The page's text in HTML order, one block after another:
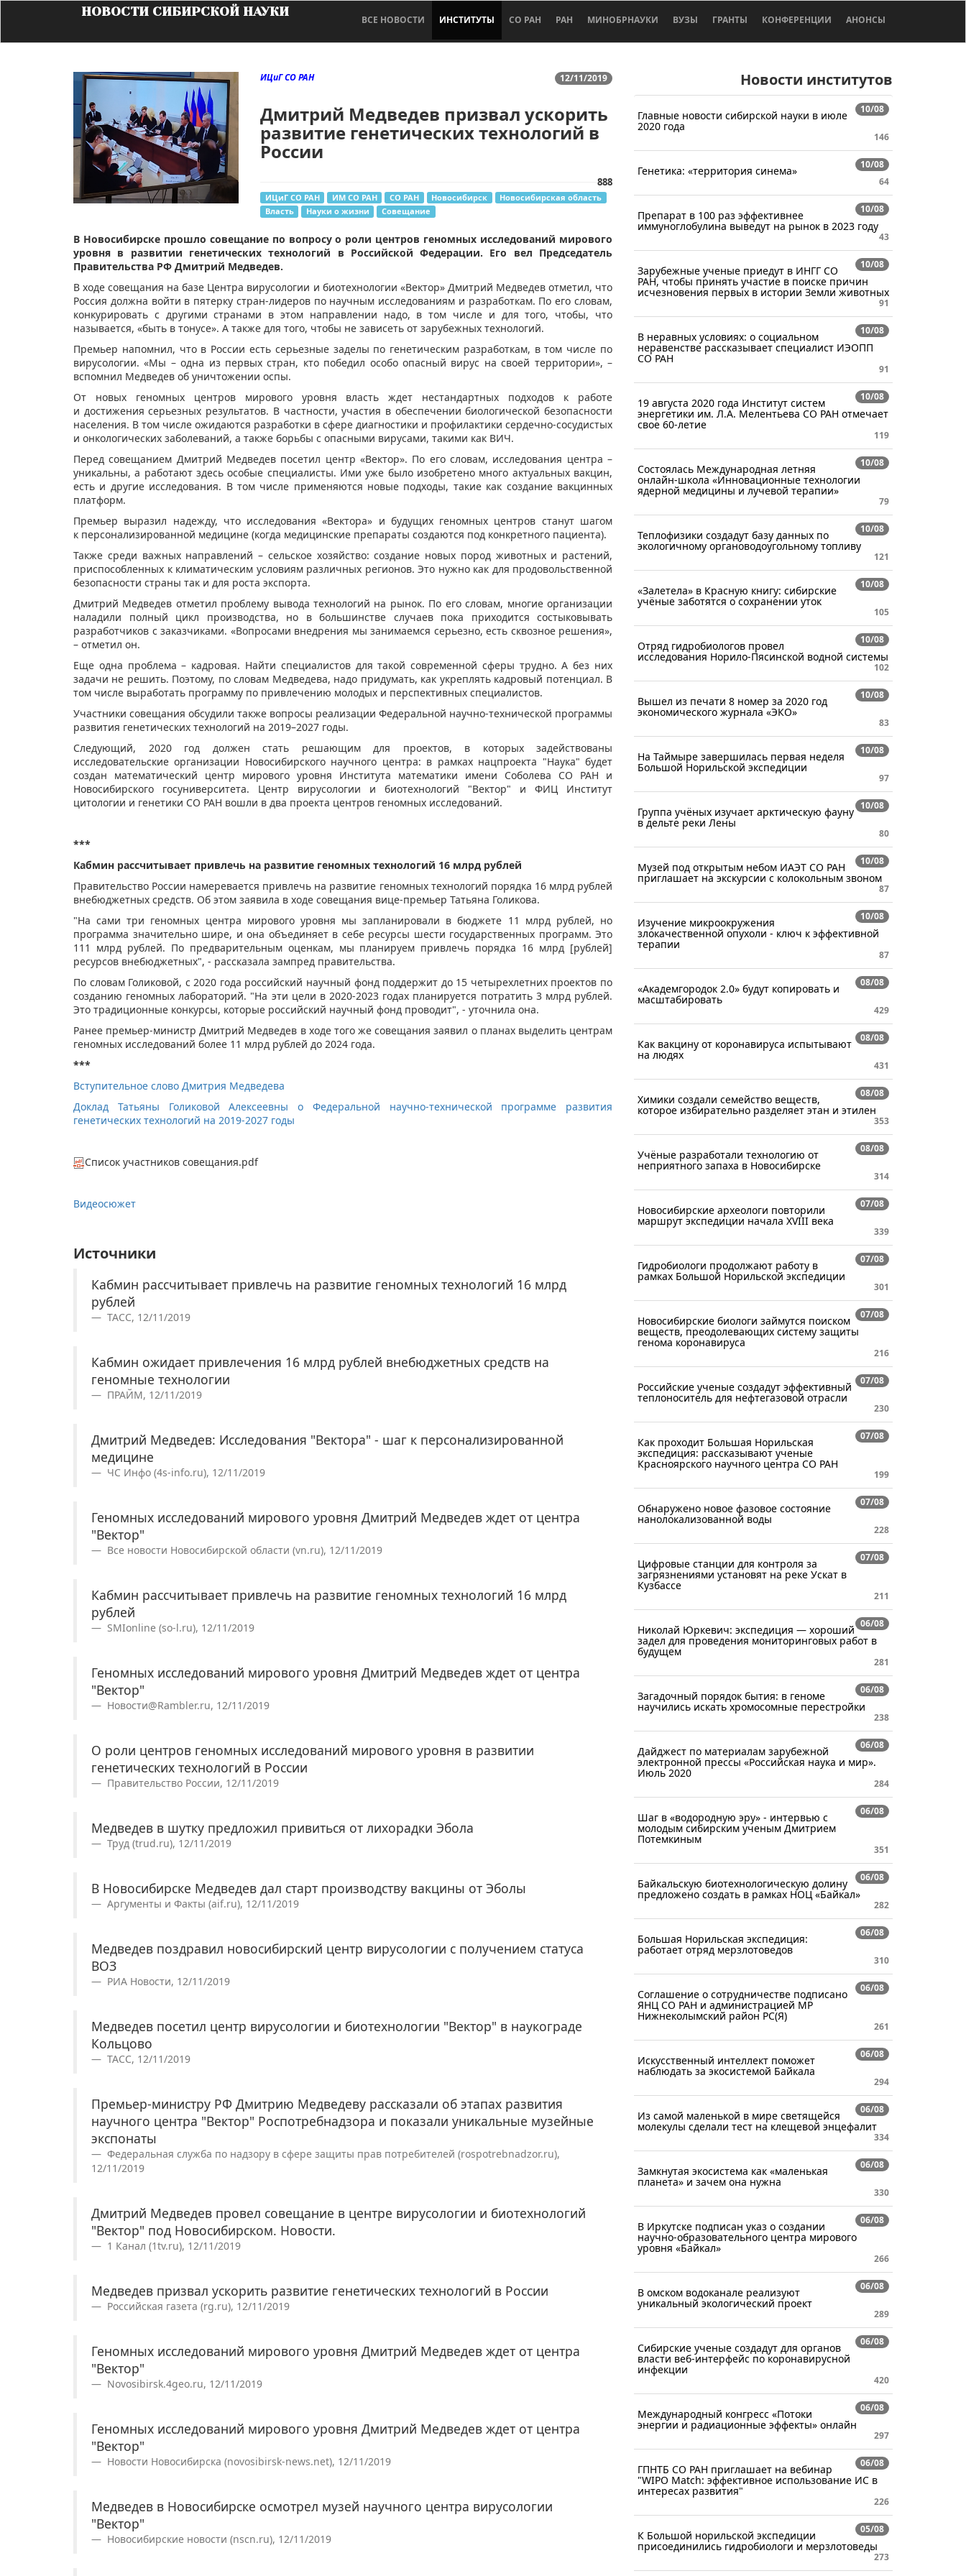
НОВОСТИ СИБИРСКОЙ НАУКИ
ВСЕ НОВОСТИ ИНСТИТУТЫ СО РАН РАН МИНОБРНАУКИ ВУЗЫ ГРАНТЫ КОНФЕРЕНЦИИ АНОНСЫ
12/11/2019
ИЦиГ СО РАН
Дмитрий Медведев призвал ускорить
развитие генетических технологий в
России
888
ИЦиГ СО РАН ИМ СО РАН СО РАН Новосибирск
Новосибирская область
Власть
Науки о жизни Совещание
В Новосибирске прошло совещание по вопросу о роли центров геномных исследований мирового
уровня в развитии генетических технологий в Российской Федерации. Его вел Председатель
Правительства РФ Дмитрий Медведев.
В ходе совещания на базе Центра вирусологии и биотехнологии «Вектор» Дмитрий Медведев отметил, что
Россия должна войти в пятерку стран-лидеров по научным исследованиям и разработкам. По его словам,
конкурировать с другими странами в этом направлении надо, в том числе и для того, чтобы, что
называется, «быть в тонусе». А также для того, чтобы не зависеть от зарубежных технологий.
Премьер напомнил, что в России есть серьезные заделы по генетическим разработкам, в том числе по
вирусологии. «Мы – одна из первых стран, кто победил особо опасный вирус на своей территории», –
вспомнил Медведев об уничтожении оспы.
От новых геномных центров мирового уровня власть ждет нестандартных подходов к работе
и достижения серьезных результатов. В частности, участия в обеспечении биологической безопасности
населения. В том числе ожидаются разработки в сфере диагностики и профилактики сердечно-сосудистых
и онкологических заболеваний, а также борьбы с опасными вирусами, такими как ВИЧ.
Перед совещанием Дмитрий Медведев посетил центр «Вектор». По его словам, исследования центра –
уникальны, а работают здесь особые специалисты. Ими уже было изобретено много актуальных вакцин,
есть и другие исследования. В том числе применяются новые подходы, такие как создание вакцинных
платформ.
Премьер выразил надежду, что исследования «Вектора» и будущих геномных центров станут шагом
к персонализированной медицине (когда медицинские препараты создаются под конкретного пациента).
Также среди важных направлений – сельское хозяйство: создание новых пород животных и растений,
приспособленных к климатическим условиям различных регионов. Это нужно как для продовольственной
безопасности страны так и для роста экспорта.
Дмитрий Медведев отметил проблему вывода технологий на рынок. По его словам, многие организации
наладили полный цикл производства, но в большинстве случаев пока приходится состыковывать
разработчиков с заказчиками. «Вопросами внедрения мы занимаемся серьезно, есть сквозное решения»,
– отметил он.
Еще одна проблема – кадровая. Найти специалистов для такой современной сферы трудно. А без них
задачи не решить. Поэтому, по словам Медведева, надо придумать, как укреплять кадровый потенциал. В
том числе выработать программу по привлечению молодых и перспективных специалистов.
Участники совещания обсудили также вопросы реализации Федеральной научно-технической программы
развития генетических технологий на 2019–2027 годы.
Следующий, 2020 год должен стать решающим для проектов, в которых задействованы
исследовательские организации Новосибирского научного центра: в рамках нацпроекта "Наука" будет
создан математический центр мирового уровня Института математики имени Соболева СО РАН и
Новосибирского госуниверситета. Центр вирусологии и биотехнологий "Вектор" и ФИЦ Институт
цитологии и генетики СО РАН вошли в два проекта центров геномных исследований.
***
Кабмин рассчитывает привлечь на развитие геномных технологий 16 млрд рублей
Правительство России намеревается привлечь на развитие геномных технологий порядка 16 млрд рублей
внебюджетных средств. Об этом заявила в ходе совещания вице-премьер Татьяна Голикова.
"На сами три геномных центра мирового уровня мы запланировали в бюджете 11 млрд рублей, но
программа значительно шире, и она объединяет в себе ресурсы шести государственных программ. Это
111 млрд рублей. По предварительным оценкам, мы планируем привлечь порядка 16 млрд [рублей]
ресурсов внебюджетных", - рассказала зампред правительства.
По словам Голиковой, с 2020 года российский научный фонд поддержит до 15 четырехлетних проектов по
созданию геномных лабораторий. "На эти цели в 2020-2023 годах планируется потратить 3 млрд рублей.
Это традиционные конкурсы, которые российский научный фонд проводит", - уточнила она.
Ранее премьер-министр Дмитрий Медведев в ходе того же совещания заявил о планах выделить центрам
геномных исследований более 11 млрд рублей до 2024 года.
***
Вступительное слово Дмитрия Медведева
Доклад Татьяны Голиковой Алексеевны о Федеральной научно-технической программе развития
генетических технологий на 2019-2027 годы
Список участников совещания.pdf
Видеосюжет​
Источники
Кабмин рассчитывает привлечь на развитие геномных технологий 16 млрд
рублей
ТАСС, 12/11/2019
Кабмин ожидает привлечения 16 млрд рублей внебюджетных средств на
геномные технологии
ПРАЙМ, 12/11/2019
Дмитрий Медведев: Исследования "Вектора" - шаг к персонализированной
медицине
ЧС Инфо (4s-info.ru), 12/11/2019
Геномных исследований мирового уровня Дмитрий Медведев ждет от центра
"Вектор"
Все новости Новосибирской области (vn.ru), 12/11/2019
Кабмин рассчитывает привлечь на развитие геномных технологий 16 млрд
рублей
SMIonline (so-l.ru), 12/11/2019
Геномных исследований мирового уровня Дмитрий Медведев ждет от центра
"Вектор"
Новости@Rambler.ru, 12/11/2019
О роли центров геномных исследований мирового уровня в развитии
генетических технологий в России
Правительство России, 12/11/2019
Медведев в шутку предложил привиться от лихорадки Эбола
Труд (trud.ru), 12/11/2019
В Новосибирске Медведев дал старт производству вакцины от Эболы
Аргументы и Факты (aif.ru), 12/11/2019
Медведев поздравил новосибирский центр вирусологии с получением статуса
ВОЗ
РИА Новости, 12/11/2019
Медведев посетил центр вирусологии и биотехнологии "Вектор" в наукограде
Кольцово
ТАСС, 12/11/2019
Премьер-министру РФ Дмитрию Медведеву рассказали об этапах развития
научного центра "Вектор" Роспотребнадзора и показали уникальные музейные
экспонаты
Федеральная служба по надзору в сфере защиты прав потребителей (rospotrebnadzor.ru),
12/11/2019
Дмитрий Медведев провел совещание в центре вирусологии и биотехнологий
"Вектор" под Новосибирском. Новости.
1 Канал (1tv.ru), 12/11/2019
Медведев призвал ускорить развитие генетических технологий в России
Российская газета (rg.ru), 12/11/2019
Геномных исследований мирового уровня Дмитрий Медведев ждет от центра
"Вектор"
Novosibirsk.4geo.ru, 12/11/2019
Геномных исследований мирового уровня Дмитрий Медведев ждет от центра
"Вектор"
Новости Новосибирска (novosibirsk-news.net), 12/11/2019
Медведев в Новосибирске осмотрел музей научного центра вирусологии
"Вектор"
Новосибирские новости (nscn.ru), 12/11/2019
Новости институтов
10/08
Главные новости сибирской науки в июле
2020 года
146
10/08
Генетика: «территория синема»
64
10/08
Препарат в 100 раз эффективнее
иммуноглобулина выведут на рынок в 2023 году
43
10/08
Зарубежные ученые приедут в ИНГГ СО
РАН, чтобы принять участие в поиске причин
исчезновения первых в истории Земли животных
91
10/08
В неравных условиях: о социальном
неравенстве рассказывает специалист ИЭОПП
СО РАН
91
10/08
19 августа 2020 года Институт систем
энергетики им. Л.А. Мелентьева СО РАН отмечает
свое 60-летие
119
10/08
Состоялась Международная летняя
онлайн-школа «Инновационные технологии
ядерной медицины и лучевой терапии»
79
10/08
Теплофизики создадут базу данных по
экологичному органоводоугольному топливу
121
10/08
«Залетела» в Красную книгу: сибирские
учёные заботятся о сохранении уток
105
10/08
Отряд гидробиологов провел
исследования Норило-Пясинской водной системы
102
10/08
Вышел из печати 8 номер за 2020 год
экономического журнала «ЭКО»
83
10/08
На Таймыре завершилась первая неделя
Большой Норильской экспедиции
97
10/08
Группа учёных изучает арктическую фауну
в дельте реки Лены
80
10/08
Музей под открытым небом ИАЭТ СО РАН
приглашает на экскурсии с колокольным звоном
87
10/08
Изучение микроокружения
злокачественной опухоли - ключ к эффективной
терапии
87
08/08
«Академгородок 2.0» будут копировать и
масштабировать
429
08/08
Как вакцину от коронавируса испытывают
на людях
431
08/08
Химики создали семейство веществ,
которое избирательно разделяет этан и этилен
353
08/08
Учёные разработали технологию от
неприятного запаха в Новосибирске
314
07/08
Новосибирские археологи повторили
маршрут экспедиции начала XVIII века
339
07/08
Гидробиологи продолжают работу в
рамках Большой Норильской экспедиции
301
07/08
Новосибирские биологи займутся поиском
веществ, преодолевающих систему защиты
генома коронавируса
216
07/08
Российские ученые создадут эффективный
теплоноситель для нефтегазовой отрасли
230
07/08
Как проходит Большая Норильская
экспедиция: рассказывают ученые
Красноярского научного центра СО РАН
199
07/08
Обнаружено новое фазовое состояние
нанолокализованной воды
228
07/08
Цифровые станции для контроля за
загрязнениями установят на реке Ускат в
Кузбассе
211
06/08
Николай Юркевич: экспедиция — хороший
задел для проведения мониторинговых работ в
будущем
281
06/08
Загадочный порядок бытия: в геноме
научились искать хромосомные перестройки
238
06/08
Дайджест по материалам зарубежной
электронной прессы «Российская наука и мир».
Июль 2020
284
06/08
Шаг в «водородную эру» - интервью с
молодым сибирским ученым Дмитрием
Потемкиным
351
06/08
Байкальскую биотехнологическую долину
предложено создать в рамках НОЦ «Байкал»
282
06/08
Большая Норильская экспедиция:
работает отряд мерзлотоведов
310
06/08
Соглашение о сотрудничестве подписано
ЯНЦ СО РАН и администрацией МР
Нижнеколымский район РС(Я)
261
06/08
Искусственный интеллект поможет
наблюдать за экосистемой Байкала
294
06/08
Из самой маленькой в мире светящейся
молекулы сделали тест на клещевой энцефалит
334
06/08
Замкнутая экосистема как «маленькая
планета» и зачем она нужна
330
06/08
В Иркутске подписан указ о создании
научно-образовательного центра мирового
уровня «Байкал»
266
06/08
В омском водоканале реализуют
уникальный экологический проект
289
06/08
Сибирские ученые создадут для органов
власти веб-интерфейс по коронавирусной
инфекции
420
06/08
Международный конгресс «Потоки
энергии и радиационные эффекты» онлайн
297
06/08
ГПНТБ СО РАН приглашает на вебинар
"WIPO Match: эффективное использование ИС в
интересах развития"
226
05/08
К Большой норильской экспедиции
присоединились гидробиологи и мерзлотоведы
273